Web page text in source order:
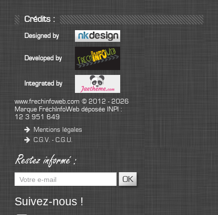
Crédits :
Designed by
Developed by
Integrated by
www.frechinfoweb.com © 2012 - 2026
Marque FréchInfoWeb déposée INPI :
12 3 951 649
Mentions légales
C.G.V. - C.G.U.
Suivez-nous !